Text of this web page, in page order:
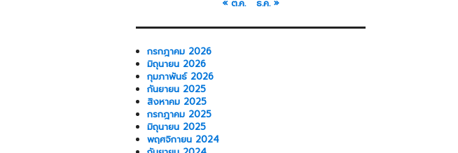
« ต.ค. ธ.ค. »
กรกฎาคม 2026
มิถุนายน 2026
กุมภาพันธ์ 2026
กันยายน 2025
สิงหาคม 2025
กรกฎาคม 2025
มิถุนายน 2025
พฤศจิกายน 2024